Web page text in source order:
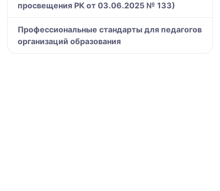
просвещения РК от 03.06.2025 № 133)
Профессиональные стандарты для педагогов
организаций образования